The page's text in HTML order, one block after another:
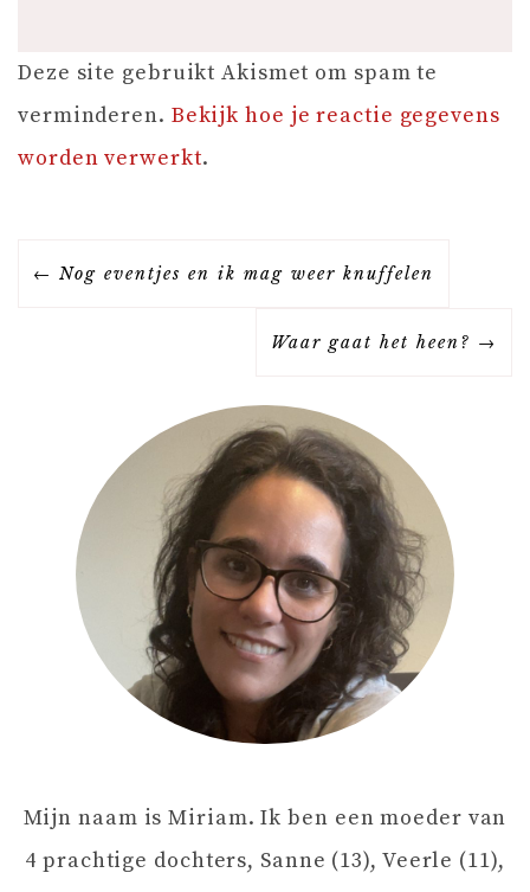
Deze site gebruikt Akismet om spam te
verminderen. Bekijk hoe je reactie gegevens
worden verwerkt.
B
V
Nog eventjes en ik mag weer knuffelen
Waar gaat het heen?
Mijn naam is Miriam. Ik ben een moeder van
4 prachtige dochters, Sanne (13), Veerle (11),